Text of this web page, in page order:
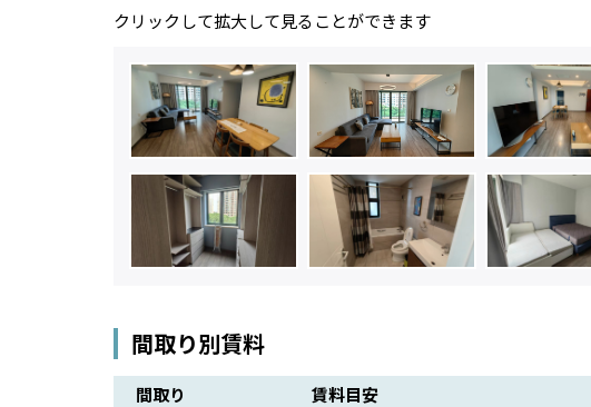
クリックして拡大して見ることができます
間取り別賃料
間取り 賃料目安